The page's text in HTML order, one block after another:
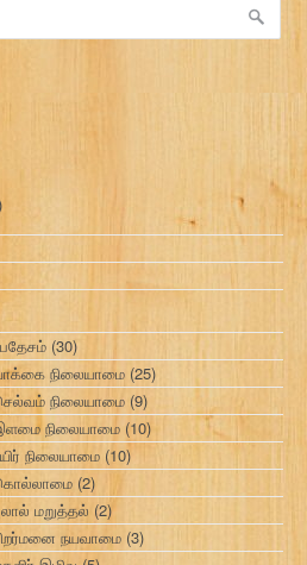
(30)
நிலையாமை (25)
நிலையாமை (9)
நிலையாமை (10)
நிலையாமை (10)
கொல்லாமை (2)
மறுத்தல் (2)
நயவாமை (3)